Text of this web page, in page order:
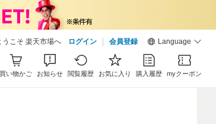
うこそ 楽天市場へ ログイン 会員登録 Language
買い物かご お知らせ 閲覧履歴 お気に入り 購入履歴 myクーポン